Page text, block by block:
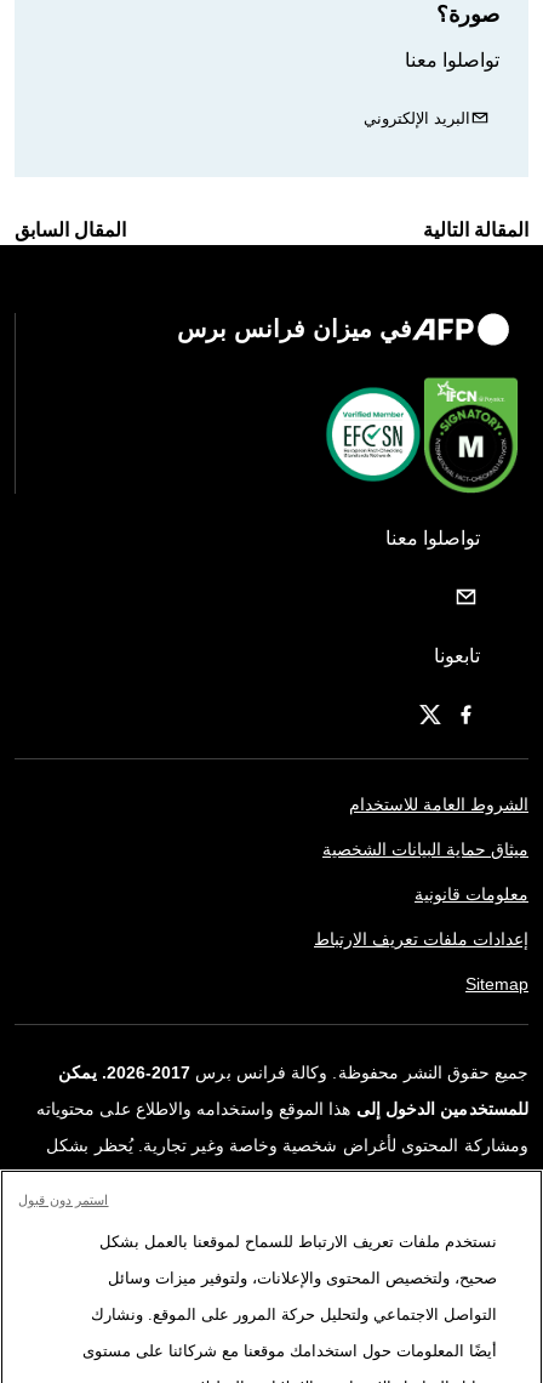
صورة؟
تواصلوا معنا
البريد الإلكتروني
المقالة التالية المقال السابق
في ميزان فرانس برس
تواصلوا معنا
تابعونا
الشروط العامة للاستخدام
ميثاق حماية البيانات الشخصية
معلومات قانونية
إعدادات ملفات تعريف الارتباط
Sitemap
جميع حقوق النشر محفوظة. وكالة فرانس برس
2017-2026. يمكن
للمستخدمين الدخول إلى هذا الموقع واستخدامه والاطلاع على محتوياته
ومشاركة المحتوى لأغراض شخصية وخاصة وغير تجارية. يُحظر بشكل
ترخيص محددة موقعة مع وكالة فرانس برس. المواد والروابط الواردة في
التقارير، والتي لم تنتجها وكالة فرانس برس، مستخدمة فقط وبالقدر
اللازم كعناصر إثبات لمحتوى هذه التقارير. لم تحصل فرانس برس على أي
حقوق من المؤلفين أو مالكي حقوق النشر لهذا المحتوى ولا تتحمّل أي
نستخدم ملفات تعريف الارتباط للسماح لموقعنا بالعمل بشكل
صحيح، ولتخصيص المحتوى والإعلانات، ولتوفير ميزات وسائل
التواصل الاجتماعي ولتحليل حركة المرور على الموقع. ونشارك
أيضًا المعلومات حول استخدامك موقعنا مع شركائنا على مستوى
استمر دون قبول